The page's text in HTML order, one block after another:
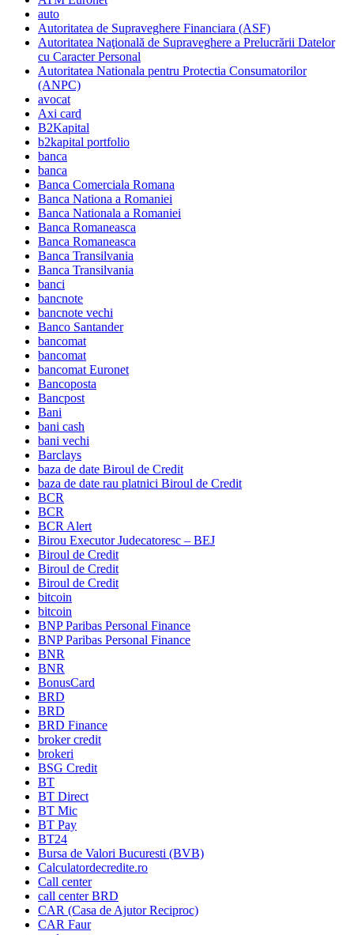
auto
Autoritatea de Supraveghere Financiara (ASF)
Autoritatea Naţională de Supraveghere a Prelucrării Datelor
cu Caracter Personal
Autoritatea Nationala pentru Protectia Consumatorilor
(ANPC)
avocat
Axi card
B2Kapital
b2kapital portfolio
banca
banca
Banca Comerciala Romana
Banca Nationa a Romaniei
Banca Nationala a Romaniei
Banca Romaneasca
Banca Romaneasca
Banca Transilvania
Banca Transilvania
banci
bancnote
bancnote vechi
Banco Santander
bancomat
bancomat
bancomat Euronet
Bancoposta
Bancpost
Bani
bani cash
bani vechi
Barclays
baza de date Biroul de Credit
baza de date rau platnici Biroul de Credit
BCR
BCR
BCR Alert
Birou Executor Judecatoresc – BEJ
Biroul de Credit
Biroul de Credit
Biroul de Credit
bitcoin
bitcoin
BNP Paribas Personal Finance
BNP Paribas Personal Finance
BNR
BNR
BonusCard
BRD
BRD
BRD Finance
broker credit
brokeri
BSG Credit
BT
BT Direct
BT Mic
BT Pay
BT24
Bursa de Valori Bucuresti (BVB)
Calculatordecredite.ro
Call center
call center BRD
CAR (Casa de Ajutor Reciproc)
CAR Faur